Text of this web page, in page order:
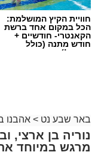
אנו מכבדים זכויות יוצרים
חוויית הקיץ המושלמת:
הכל במקום אחד ברשת
הקאנטרי- חודשיים +
חודש מתנה (כולל
החגים!)
באר שבע נט > אהבנו
נוריה בן ארצי,
מרגש במיוחד